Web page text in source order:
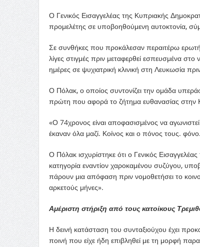
Ο Γενικός Εισαγγελέας της Κυπριακής
προμελέτης σε υποβοηθούμενη αυτοκτονία,
Σε συνθήκες που προκάλεσαν περαιτέρω
λίγες στιγμές πριν μεταφερθεί εσπευσμένα
ημέρες σε ψυχιατρική κλινική στη Λευκωσία
Ο Πόλακ, ο οποίος συντονίζει την ομάδα
πρώτη που αφορά το ζήτημα ευθανασίας στην
«Ο 74χρονος είναι αποφασισμένος να
έκαναν όλα μαζί. Κοίνος και ο πόνος τους. φόνο.
Ο Πόλακ ισχυρίστηκε ότι ο Γενικός
κατηγορία εναντίον χαροκαμένου συζύγου,
πάρουν μια απόφαση πριν νομοθετήσει το
αρκετούς μήνες».
Αμέριστη στήριξη από τους κατοίκους
Η δεινή κατάσταση του συνταξιούχου έχει
ποινή που είχε ήδη επιβληθεί με τη μορφή